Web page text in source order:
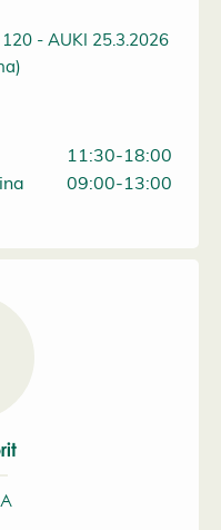
- AUKI 25.3.2026
11:30-18:00
09:00-13:00